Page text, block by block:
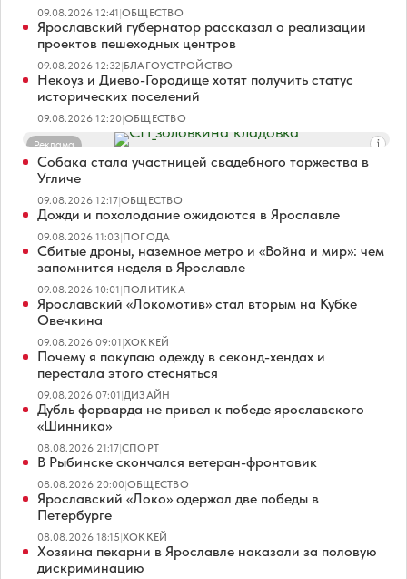
09.08.2026 12:41|ОБЩЕСТВО
Ярославский губернатор рассказал о реализации
проектов пешеходных центров
09.08.2026 12:32|БЛАГОУСТРОЙСТВО
Некоуз и Диево-Городище хотят получить статус
исторических поселений
09.08.2026 12:20|ОБЩЕСТВО
Реклама
Собака стала участницей свадебного торжества в
Угличе
09.08.2026 12:17|ОБЩЕСТВО
Дожди и похолодание ожидаются в Ярославле
09.08.2026 11:03|ПОГОДА
Сбитые дроны, наземное метро и «Война и мир»: чем
запомнится неделя в Ярославле
09.08.2026 10:01|ПОЛИТИКА
Ярославский «Локомотив» стал вторым на Кубке
Овечкина
09.08.2026 09:01|ХОККЕЙ
Почему я покупаю одежду в секонд-хендах и
перестала этого стесняться
09.08.2026 07:01|ДИЗАЙН
Дубль форварда не привел к победе ярославского
«Шинника»
08.08.2026 21:17|СПОРТ
В Рыбинске скончался ветеран-фронтовик
08.08.2026 20:00|ОБЩЕСТВО
Ярославский «Локо» одержал две победы в
Петербурге
08.08.2026 18:15|ХОККЕЙ
Хозяина пекарни в Ярославле наказали за половую
дискриминацию